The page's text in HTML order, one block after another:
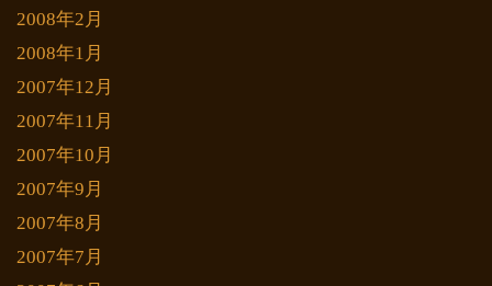
2008年2月
2008年1月
2007年12月
2007年11月
2007年10月
2007年9月
2007年8月
2007年7月